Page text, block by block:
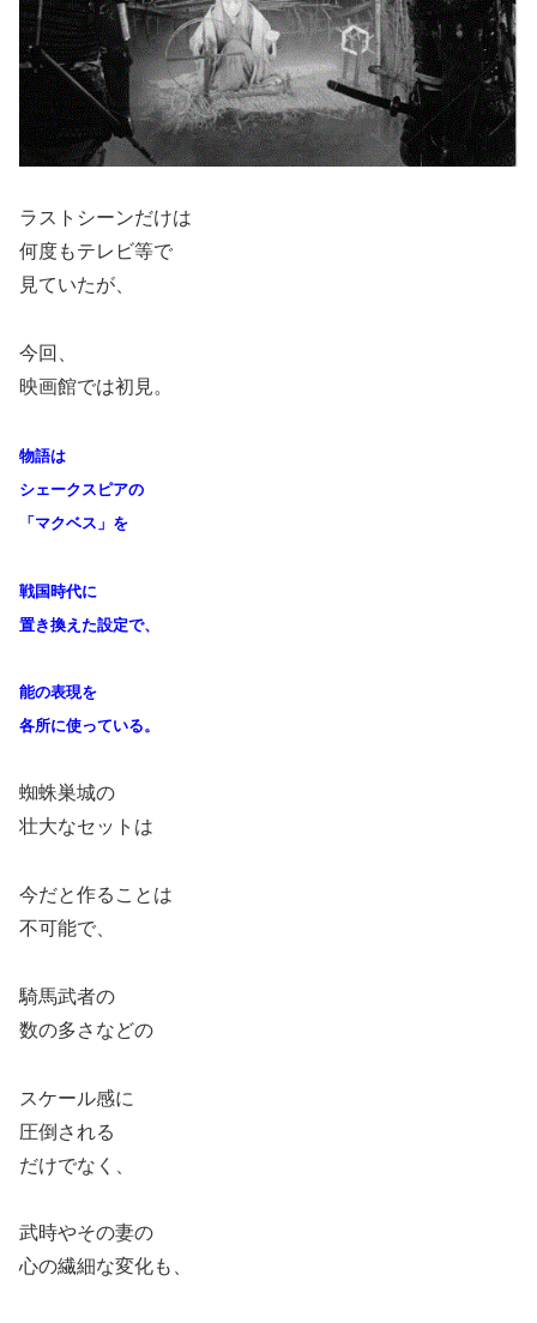
ラストシーンだけは
何度もテレビ等で
見ていたが、
今回、
映画館では初見。
物語は
シェークスピアの
「マクベス」を
戦国時代に
置き換えた設定で、
能の表現を
各所に使っている。
蜘蛛巣城の
壮大なセットは
今だと作ることは
不可能で、
騎馬武者の
数の多さなどの
スケール感に
圧倒される
だけでなく、
武時やその妻の
心の繊細な変化も、